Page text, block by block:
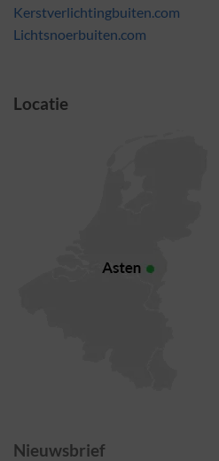
Kerstverlichtingbuiten.com
Lichtsnoerbuiten.com
Locatie
Nieuwsbrief